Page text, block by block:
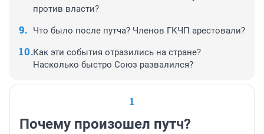
против власти?
Что было после путча? Членов ГКЧП арестовали?
Как эти события отразились на стране?
Насколько быстро Союз развалился?
1
Почему произошел путч?